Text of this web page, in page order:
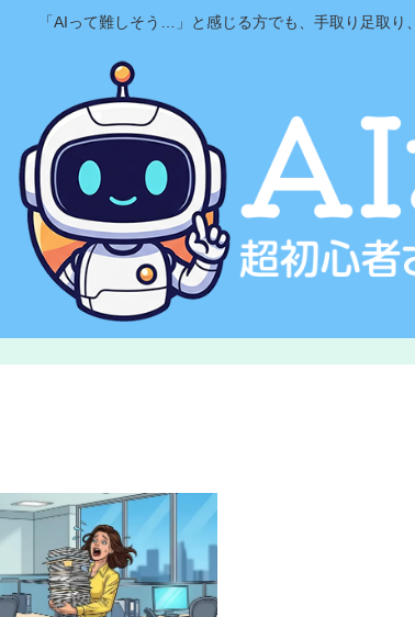
「AIって難しそう…」と感じる方でも、手取り足取り